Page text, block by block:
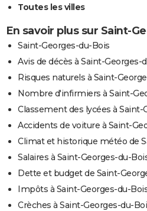
Toutes les villes
En savoir plus sur Saint-
Saint-Georges-du-Bois
Avis de décès à Saint-Georges-
Risques naturels à Saint-
Nombre d'infirmiers à Saint-
Classement des lycées à Saint-
Accidents de voiture à Saint-
Climat et historique météo de
Salaires à Saint-Georges-du-
Dette et budget de Saint-
Impôts à Saint-Georges-du-
Crèches à Saint-Georges-du-